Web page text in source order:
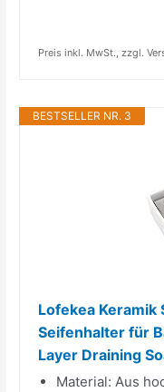
Preis inkl. MwSt., zzgl.
BESTSELLER NR. 3
Lofekea Keramik
Seifenhalter für
Layer Draining
Material: Aus